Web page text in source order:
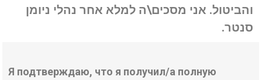
והביטול. אני מסכים\ה למלא אחר נהלי ניומן
סנטר.
Я подтверждаю, что я получил/а полную